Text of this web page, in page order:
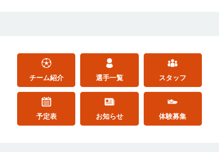
チーム紹介 選手一覧 スタッフ
予定表 お知らせ 体験募集